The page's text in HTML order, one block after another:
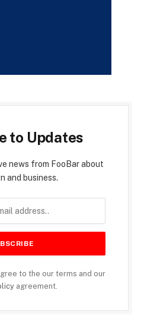
to Updates
news from FooBar about
and business.
to the our terms and our
agreement.